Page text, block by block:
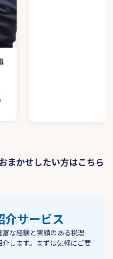
まかせしたい方はこちら
介サービス
な経験と実績のある税理
します。まずは気軽にご要